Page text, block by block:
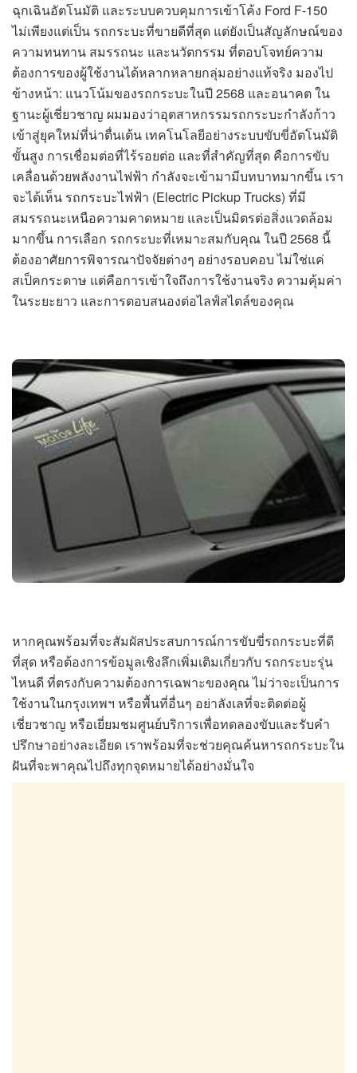
ฉุกเฉินอัตโนมัติ และระบบควบคุมการเข้าโค้ง Ford F-150
ไม่เพียงแต่เป็น รถกระบะที่ขายดีที่สุด แต่ยังเป็นสัญลักษณ์ของ
ความทนทาน สมรรถนะ และนวัตกรรม ที่ตอบโจทย์ความ
ต้องการของผู้ใช้งานได้หลากหลายกลุ่มอย่างแท้จริง มองไป
ข้างหน้า: แนวโน้มของรถกระบะในปี 2568 และอนาคต ใน
ฐานะผู้เชี่ยวชาญ ผมมองว่าอุตสาหกรรมรถกระบะกำลังก้าว
เข้าสู่ยุคใหม่ที่น่าตื่นเต้น เทคโนโลยีอย่างระบบขับขี่อัตโนมัติ
ขั้นสูง การเชื่อมต่อที่ไร้รอยต่อ และที่สำคัญที่สุด คือการขับ
เคลื่อนด้วยพลังงานไฟฟ้า กำลังจะเข้ามามีบทบาทมากขึ้น เรา
จะได้เห็น รถกระบะไฟฟ้า (Electric Pickup Trucks) ที่มี
สมรรถนะเหนือความคาดหมาย และเป็นมิตรต่อสิ่งแวดล้อม
มากขึ้น การเลือก รถกระบะที่เหมาะสมกับคุณ ในปี 2568 นี้
ต้องอาศัยการพิจารณาปัจจัยต่างๆ อย่างรอบคอบ ไม่ใช่แค่
สเป็คกระดาษ แต่คือการเข้าใจถึงการใช้งานจริง ความคุ้มค่า
ในระยะยาว และการตอบสนองต่อไลฟ์สไตล์ของคุณ
หากคุณพร้อมที่จะสัมผัสประสบการณ์การขับขี่รถกระบะที่ดี
ที่สุด หรือต้องการข้อมูลเชิงลึกเพิ่มเติมเกี่ยวกับ รถกระบะรุ่น
ไหนดี ที่ตรงกับความต้องการเฉพาะของคุณ ไม่ว่าจะเป็นการ
ใช้งานในกรุงเทพฯ หรือพื้นที่อื่นๆ อย่าลังเลที่จะติดต่อผู้
เชี่ยวชาญ หรือเยี่ยมชมศูนย์บริการเพื่อทดลองขับและรับคำ
ปรึกษาอย่างละเอียด เราพร้อมที่จะช่วยคุณค้นหารถกระบะใน
ฝันที่จะพาคุณไปถึงทุกจุดหมายได้อย่างมั่นใจ